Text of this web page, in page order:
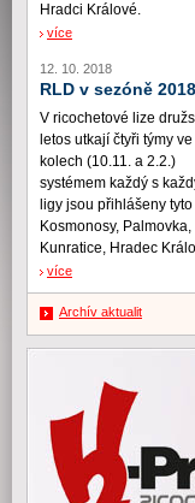
Hradci Králové.
více
12. 10. 2018
RLD v sezóně
V ricochetové lize
letos utkají čtyři týmy
kolech (10.11. a 2.2.)
systémem každý s
ligy jsou přihlášeny tyto
Kosmonosy, Palmovka,
Kunratice, Hradec
více
Archív aktualit